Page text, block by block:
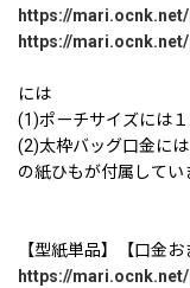
https://
https://
には
(1)ポーチサイズには１
(2)太枠バッグ口金に
の紙ひもが付属してい
【型紙単品】【口金お
https://